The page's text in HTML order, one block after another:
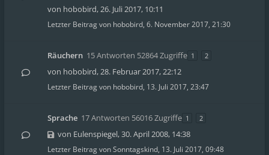
von hobobird,26. Juli 2017, 10:11
Letzter Beitrag von hobobird, 6. November 2017, 21:30
Räuchern 15 Antworten 52864 Zugriffe 1 2
von hobobird,28. Februar 2017, 22:12
Letzter Beitrag von hobobird, 13. Juli 2017, 23:47
Sprache 17 Antworten 56016 Zugriffe 1 2
von Eulenspiegel,30. April 2008, 14:38
Letzter Beitrag vonSonntagskind, 13. Juli 2017, 09:48